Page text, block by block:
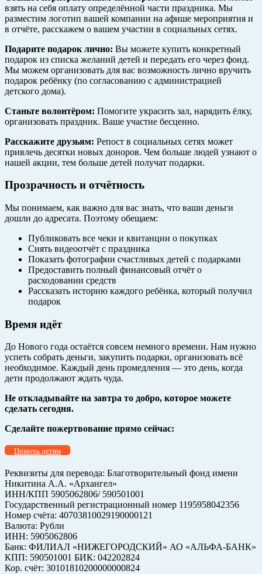
взять на себя оплату определённой части праздника. Мы
разместим логотип вашей компании на афише мероприятия и
в отчёте, расскажем о вашем участии в социальных сетях.
Подарите подарок лично: Вы можете купить конкретный
подарок из списка желаний детей и передать его через фонд.
Мы можем организовать для вас возможность лично вручить
подарок ребёнку (по согласованию с администрацией
детского дома).
Станьте волонтёром: Помогите украсить зал, нарядить ёлку,
организовать праздник. Ваше участие бесценно.
Расскажите друзьям: Репост в социальных сетях может
привлечь десятки новых доноров. Чем больше людей узнают о
нашей акции, тем больше детей получат подарки.
Прозрачность и отчётность
Мы понимаем, как важно для вас знать, что ваши деньги
дошли до адресата. Поэтому обещаем:
Публиковать все чеки и квитанции о покупках
Снять видеоотчёт с праздника
Показать фотографии счастливых детей с подарками
Предоставить полный финансовый отчёт о
расходовании средств
Рассказать историю каждого ребёнка, который получил
подарок
Время идёт
До Нового года остаётся совсем немного времени. Нам нужно
успеть собрать деньги, закупить подарки, организовать всё
необходимое. Каждый день промедления — это день, когда
дети продолжают ждать чуда.
Не откладывайте на завтра то добро, которое можете
сделать сегодня.
Сделайте пожертвование прямо сейчас:
Помочь детям
Реквизиты для перевода: Благотворительный фонд имени
Никитина А.А. «Архангел»
ИНН/КПП 5905062806/ 590501001
Государственный регистрационный номер 1195958042356
Номер счёта: 40703810029190000121
Валюта: Рубли
ИНН: 5905062806
Банк: ФИЛИАЛ «НИЖЕГОРОДСКИЙ» АО «АЛЬФА-БАНК»
КПП: 590501001 БИК: 042202824
Кор. счёт: 30101810200000000824